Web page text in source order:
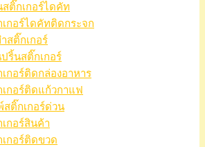
ติ๊กเกอร์ไดคัท
เกอร์ไดคัทติดกระจก
สติ๊กเกอร์
ริ้นสติ๊กเกอร์
กอร์ติดกล่องอาหาร
เกอร์ติดแก้วกาแฟ
ติ๊กเกอร์ด่วน
กอร์สินค้า
เกอร์ติดขวด